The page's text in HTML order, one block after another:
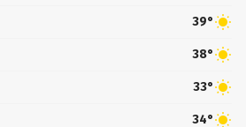
39°
38°
33°
34°